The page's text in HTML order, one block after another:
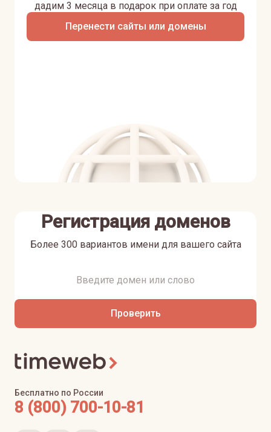
Перенести сайты или домены
дадим 3 месяца в подарок при оплате за год
Регистрация доменов
Более 300 вариантов имени для вашего сайта
Проверить
Бесплатно по России
8 (800) 700-10-81